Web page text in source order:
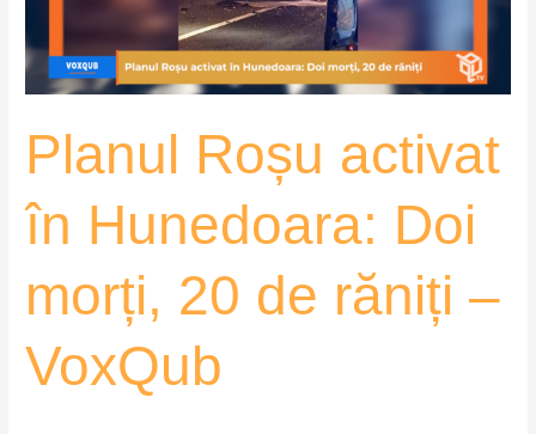
Planul Roșu activat
în Hunedoara: Doi
morți, 20 de răniți –
VoxQub
20
–
VoxQub